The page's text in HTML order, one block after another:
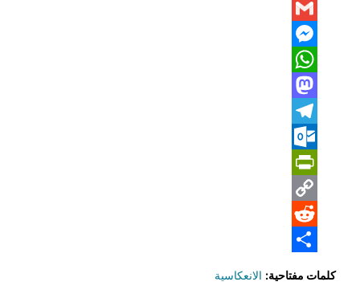
LinkedIn
Gmail
Messenger
WhatsApp
Mastodon
Telegram
Outlook.com
PrintFriendly
Copy
Link
Reddit
كلمات مفتاحية: الانعكاسية